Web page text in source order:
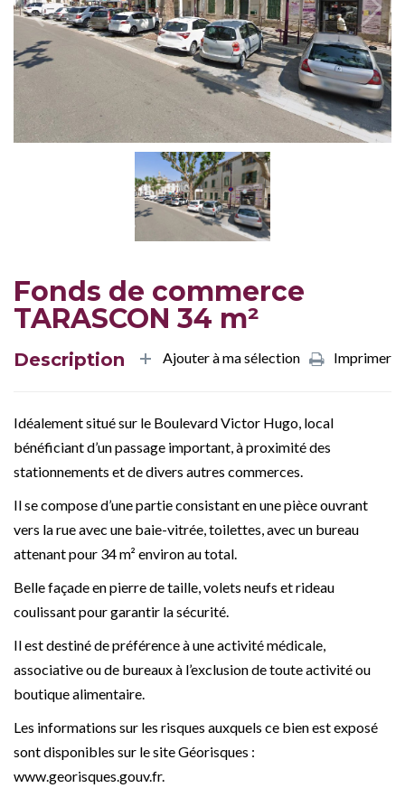
Fonds de commerce
TARASCON 34 m²
Description Imprimer
Ajouter à ma sélection
Idéalement situé sur le Boulevard Victor Hugo, local
bénéficiant d’un passage important, à proximité des
stationnements et de divers autres commerces.
Il se compose d’une partie consistant en une pièce ouvrant
vers la rue avec une baie-vitrée, toilettes, avec un bureau
attenant pour 34 m² environ au total.
Belle façade en pierre de taille, volets neufs et rideau
coulissant pour garantir la sécurité.
Il est destiné de préférence à une activité médicale,
associative ou de bureaux à l’exclusion de toute activité ou
boutique alimentaire.
Les informations sur les risques auxquels ce bien est exposé
sont disponibles sur le site Géorisques :
www.georisques.gouv.fr.